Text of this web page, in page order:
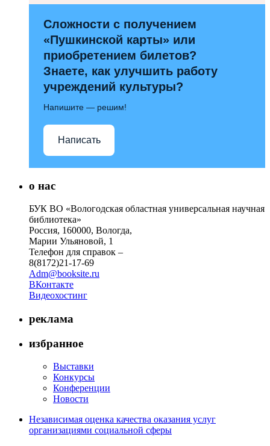
Сложности с получением
«Пушкинской карты» или
приобретением билетов?
Знаете, как улучшить работу
учреждений культуры?
Напишите — решим!
Написать
о нас
БУК ВО «Вологодская областная универсальная научная
библиотека»
Россия, 160000, Вологда,
Марии Ульяновой, 1
Телефон для справок –
8(8172)21-17-69
Adm@booksite.ru
ВКонтакте
Видеохостинг
реклама
избранное
Выставки
Конкурсы
Конференции
Новости
Независимая оценка качества оказания услуг
организациями социальной сферы